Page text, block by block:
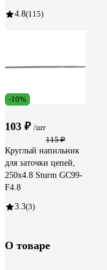
4.8(115)
-10%
103 ₽ /шт
115 ₽
Круглый напильник
для заточки цепей,
250х4.8 Sturm GC99-
F4.8
3.3(3)
О товаре